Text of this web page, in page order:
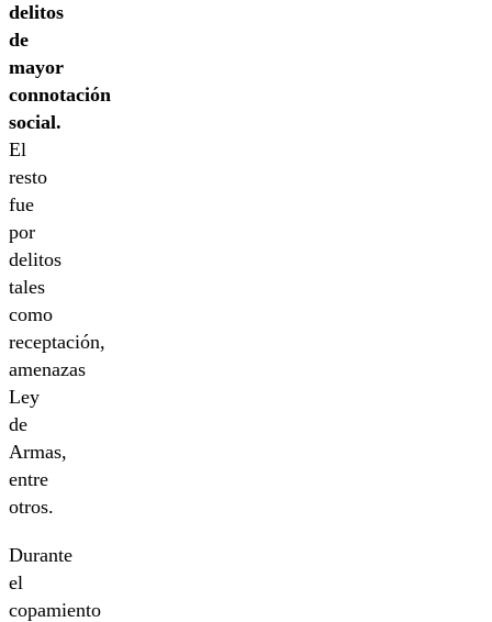
delitos
de
mayor
connotación
social.
El
resto
fue
por
delitos
tales
como
receptación,
amenazas
Ley
de
Armas,
entre
otros.
Durante
el
copamiento